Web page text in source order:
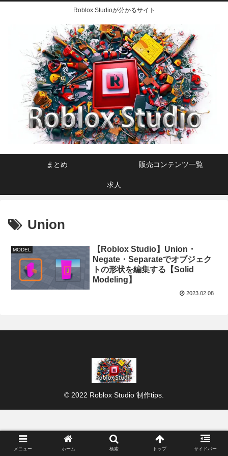
Roblox Studioが分かるサイト
まとめ 販売コンテンツ一覧
求人
Union
MODEL
【Roblox Studio】Union・
Negate・Separateでオブジェク
トの形状を編集する【Solid
Modeling】
2023.02.08
© 2022 Roblox Studio 制作tips.
メニュー ホーム 検索 トップ サイドバー